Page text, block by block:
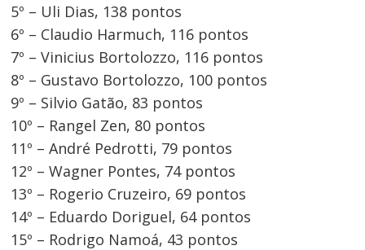
5º – Uli Dias, 138 pontos
6º – Claudio Harmuch, 116 pontos
7º – Vinicius Bortolozzo, 116 pontos
8º – Gustavo Bortolozzo, 100 pontos
9º – Silvio Gatão, 83 pontos
10º – Rangel Zen, 80 pontos
11º – André Pedrotti, 79 pontos
12º – Wagner Pontes, 74 pontos
13º – Rogerio Cruzeiro, 69 pontos
14º – Eduardo Doriguel, 64 pontos
15º – Rodrigo Namoá, 43 pontos